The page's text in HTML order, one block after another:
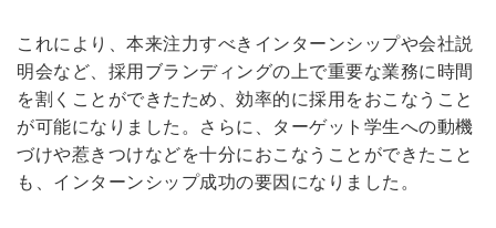
これにより、本来注力すべきインターンシップや会社説
明会など、採用ブランディングの上で重要な業務に時間
を割くことができたため、効率的に採用をおこなうこと
が可能になりました。さらに、ターゲット学生への動機
づけや惹きつけなどを十分におこなうことができたこと
も、インターンシップ成功の要因になりました。